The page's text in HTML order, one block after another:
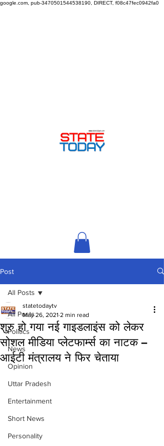
google.com, pub-3470501544538190, DIRECT, f08c47fec0942fa0
Post
All Posts
Politics
News
Opinion
Uttar Pradesh
Entertainment
Short News
Personality
All Posts
शुरु हो गया नई गाइडलाइंस को लेकर
सोशल मीडिया प्लेटफार्म्स का नाटक –
आईटी मंत्रालय ने फिर चेताया
statetodaytv
May 26, 2021 2 min read